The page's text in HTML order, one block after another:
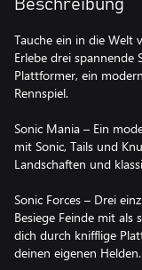
Beschreibung
Tauche ein in die Welt
Erlebe drei spannende
Plattformer, ein
Rennspiel.
Sonic Mania – Ein
mit Sonic, Tails und
Landschaften und
Sonic Forces – Drei
Besiege Feinde mit als
dich durch knifflige
deinen eigenen Helden.